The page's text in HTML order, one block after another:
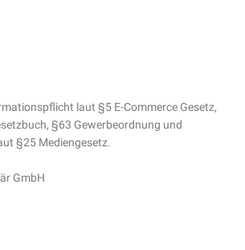
laut §5 E-Commerce Gesetz,
§63 Gewerbeordnung und
§25 Mediengesetz.
GmbH